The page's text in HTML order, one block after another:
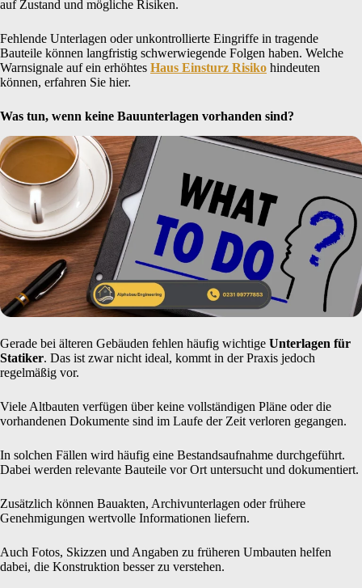
auf Zustand und mögliche Risiken.
Fehlende Unterlagen oder unkontrollierte Eingriffe in tragende
Bauteile können langfristig schwerwiegende Folgen haben. Welche
Warnsignale auf ein erhöhtes Haus Einsturz Risiko hindeuten
können, erfahren Sie hier.
Was tun, wenn keine Bauunterlagen vorhanden sind?
Gerade bei älteren Gebäuden fehlen häufig wichtige Unterlagen für
Statiker. Das ist zwar nicht ideal, kommt in der Praxis jedoch
regelmäßig vor.
Viele Altbauten verfügen über keine vollständigen Pläne oder die
vorhandenen Dokumente sind im Laufe der Zeit verloren gegangen.
In solchen Fällen wird häufig eine Bestandsaufnahme durchgeführt.
Dabei werden relevante Bauteile vor Ort untersucht und dokumentiert.
Zusätzlich können Bauakten, Archivunterlagen oder frühere
Genehmigungen wertvolle Informationen liefern.
Auch Fotos, Skizzen und Angaben zu früheren Umbauten helfen
dabei, die Konstruktion besser zu verstehen.